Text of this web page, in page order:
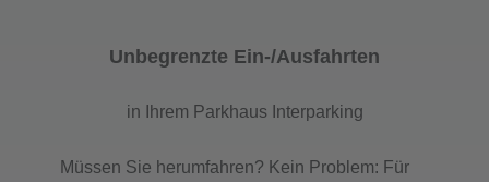
Unbegrenzte Ein-/Ausfahrten
in Ihrem Parkhaus Interparking
Müssen Sie herumfahren? Kein Problem: Für